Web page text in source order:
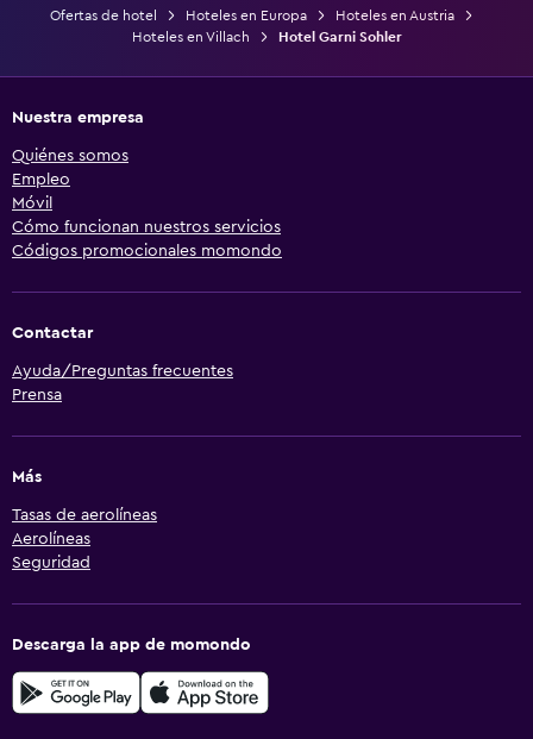
Ofertas de hotel Hoteles en Europa
Hoteles en Austria
Hoteles en Villach
Hotel Garni Sohler
Nuestra empresa
Quiénes somos
Empleo
Móvil
Cómo funcionan nuestros servicios
Códigos promocionales momondo
Contactar
Ayuda/Preguntas frecuentes
Prensa
Más
Tasas de aerolíneas
Aerolíneas
Seguridad
Descarga la app de momondo